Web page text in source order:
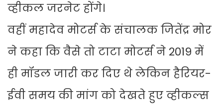
व्हीकल जरनेट होंगे।
वहीं महादेव मोटर्स के संचालक जितेंद्र मोर
ने कहा कि वैसे तो टाटा मोटर्स ने 2019 में
ही मॉडल जारी कर दिए थे लेकिन हैरियर-
ईवी समय की मांग को देखते हुए व्हीकल्स